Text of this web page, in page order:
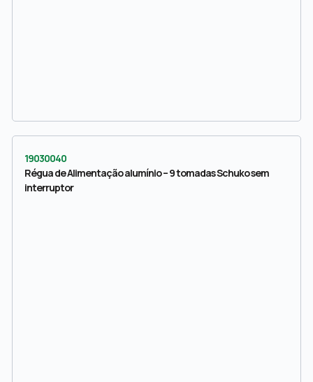
19030040
Régua de Alimentação alumínio – 9 tomadas Schuko sem
interruptor